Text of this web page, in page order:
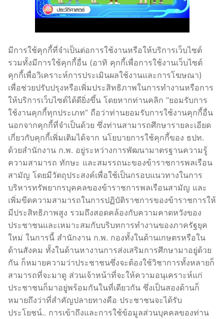
มีการใช้คุกกี้ที่จำเป็นต่อการใช้งานหรือให้บริการเว็บไซต์
รวมทั้งมีการใช้คุกกี้อื่น (อาทิ คุกกี้เพื่อการใช้งานเว็บไซต์
คุกกี้เพื่อวิเคราะห์การประเมินผลใช้งานและการโฆษณา)
เพื่อช่วยปรับปรุงหรือเพิ่มประสิทธิภาพในการทำงานหรือการ
ให้บริการเว็บไซต์ได้ดียิ่งขึ้น โดยหากท่านคลิก “ยอมรับการ
ใช้งานคุกกี้ทุกประเภท” ถือว่าท่านยอมรับการใช้งานคุกกี้อื่น
นอกจากคุกกี้ที่จำเป็นด้วย ซึ่งท่านสามารถศึกษารายละเอียด
เกี่ยวกับคุกกี้เพิ่มเติมได้จาก นโยบายการใช้คุกกี้ของ ธปท.
ด้วยสำนักงาน ก.พ. อยู่ระหว่างการพัฒนามาตรฐานความรู้
ความสามารถ ทักษะ และสมรรถนะของข้าราชการพลเรือน
สามัญ โดยมีวัตถุประสงค์เพื่อใช้เป็นกรอบแนวทางในการ
บริหารทรัพยากรบุคคลของข้าราชการพลเรือนสามัญ และ
เพิ่มขีดความสามารถในการปฏิบัติราชการของข้าราชการให้
มีประสิทธิภาพสูง รวมถึงสอดคล้องกับความคาดหวังของ
ประชาชนและเหมาะสมกับบริบทการทำงานของภาครัฐยุค
ใหม่ ในการนี้ สำนักงาน ก.พ. กองทั้งในด้านเกษตรหรือใน
ด้านสังคม ทั้งในด้านหางานการส่งเสริมการศึกษามาอยู่ด้วย
กัน ก็หมายความว่าประชาชนซึ่งจะต้องใช้วิชาการทั้งหลายก็
สามารถที่จะมาดู ส่วนเจ้าหน้าที่จะให้ความอนุเคราะห์แก่
ประชาชนก็มาอยู่พร้อมกันในที่เดียวกัน ซึ่งเป็นสองด้านก็
หมายถึงว่าที่สำคัญปลายทางคือ ประชาชนจะได้รับ
ประโยชน์.. การเข้าถึงและการใช้ข้อมูลส่วนบุคคลของท่าน